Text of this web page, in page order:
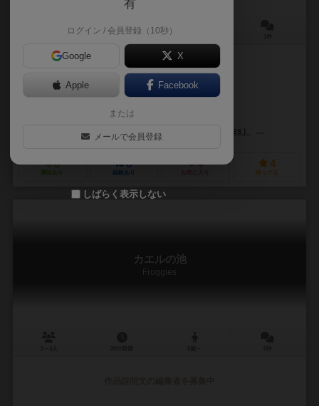
15分前後
作品説明文の編集者を募集中
ハイム・シャフィール（Haim Shafir）
ウリ・シャフィール（Uri
マリーナ・ズロチン（Marina Zlochin）
アミーゴ（AMIGO）
999ゲームズ（999 Games）
6
興味あり
8
経験あり
4 4
持ってる
カエルの池
Froggies
有
ログイン / 会員登録（10秒）
Google X
Apple Facebook
または
メールで会員登録
しばらく表示しない